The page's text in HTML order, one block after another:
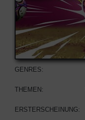
GENRES:
THEMEN:
ERSTERSCHEINUNG: